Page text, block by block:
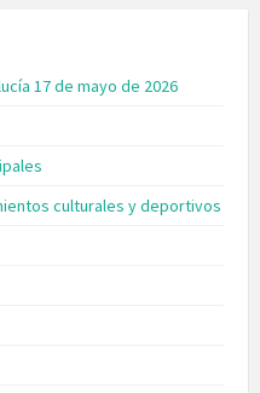
17 de mayo de 2026
culturales y deportivos